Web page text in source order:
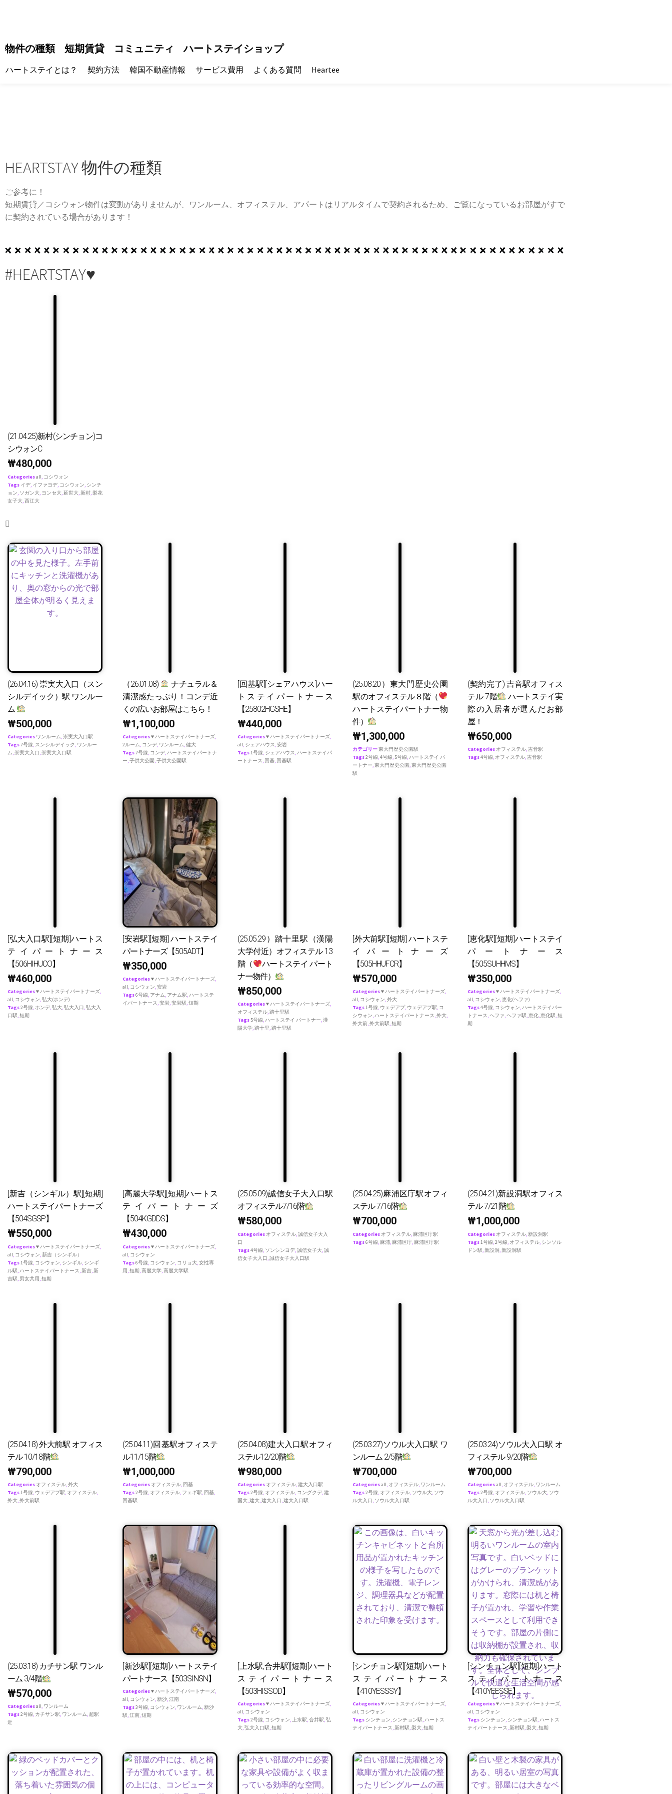
物件の種類 短期賃貸 コミュニティ ハートステイショップ
ハートステイとは？ 契約方法 韓国不動産情報 サービス費用 よくある質問 Heartee
HEARTSTAY 物件の種類
ご参考に！
短期賃貸／コシウォン物件は変動がありませんが、ワンルーム、オフィステル、アパートはリアルタイムで契約されるため、ご覧になっているお部屋がすで
に契約されている場合があります！
#HEARTSTAY♥
(21.04.25)新村(シンチョン)コ
シウォンC
₩480,000
Categoriesall, コシウォン
Tags イデ, イファヨデ, コシウォン, シンチ
ョン, ソガン大, ヨンセ大,延世大,新村,梨花
女子大,西江大
(26.04.16) 崇実大入口（スン
シルデイック）駅 ワンルー
ム
₩500,000
Categories ワンルーム,崇実大入口駅
Tags7号線, スンシルデイック , ワンルー
ム,崇実大入口,崇実大入口駅
（26.01.08)
ナチュラル＆
清潔感たっぷり！コンデ近
くの広いお部屋はこちら！
₩1,100,000
Categories♥ ハートステイパートナーズ,
2ルーム, コンデ, ワンルーム,健大
Tags7号線, コンデ,ハートステイパートナ
ー,子供大公園,子供大公園駅
[回基駅][シェアハウス]ハー
トステイパートナース
【25802HGSHE】
₩440,000
Categories♥ ハートステイパートナーズ,
all, シェアハウス,安岩
Tags1号線, シェアハウス,ハートステイパ
ートナース, 回基, 回基駅
(25.08.20）東大門歴史公園
駅のオフィステル８階（
ハートステイパートナー物
件）
₩1,300,000
カテゴリー東大門歴史公園駅
Tags2号線,4号線, 5号線,ハートステイ パ
ートナー,東大門歴史公園,東大門歴史公園
駅
(契約完了) 吉音駅オフィス
テル 7階
ハートステイ実
際の入居者が選んだお部
屋！
₩650,000
Categories オフィステル,吉音駅
Tags4号線, オフィステル,吉音駅
[弘大入口駅][短期]ハートス
テイパートナース
【506HIHUCO】
₩460,000
Categories♥ ハートステイパートナーズ,
all, コシウォン,弘大(ホンデ)
Tags2号線,ホンデ,弘大,弘大入口,弘大入
口駅,短期
[安岩駅][短期] ハートステイ
パートナーズ【505ADT】
₩350,000
Categories♥ ハートステイパートナーズ,
all, コシウォン,安岩
Tags6号線, アナム, アナム駅,ハートステ
イパートナース,安岩,安岩駅,短期
(25.05.29）踏十里駅（漢陽
大学付近）オフィステル 13
階（
ハートステイ パート
ナー物件）
₩850,000
Categories♥ ハートステイパートナーズ,
オフィステル,踏十里駅
Tags 5号線,ハートステイ パートナー,漢
陽大学,踏十里,踏十里駅
[外大前駅][短期] ハートステ
イパートナーズ
【505HHUFCR】
₩570,000
Categories♥ ハートステイパートナーズ,
all, コシウォン,外大
Tags1号線, ウェデアプ, ウェデアプ駅, コ
シウォン,ハートステイパートナース,外大,
外大前,外大前駅,短期
[恵化駅][短期]ハートステイ
パートナース
【505SUHHMS】
₩350,000
Categories♥ ハートステイパートナーズ,
all, コシウォン,恵化(ヘファ)
Tags4号線, コシウォン,ハートステイパー
トナース,ヘファ,ヘファ駅,恵化,恵化駅,短
期
[新吉（シンギル）駅][短期]
ハートステイパートナーズ
【504SGSP】
₩550,000
Categories♥ ハートステイパートナーズ,
all, コシウォン,新吉（シンギル）
Tags1号線, コシウォン, シンギル, シンギ
ル駅,ハートステイパートナース,新吉,新
吉駅, 男女共用,短期
[高麗大学駅][短期]ハートス
テイパートナーズ
【504KGDDS】
₩430,000
Categories♥ ハートステイパートナーズ,
all, コシウォン
Tags6号線, コシウォン, コリョ大,女性専
用,短期,高麗大学,高麗大学駅
(25.05.09)誠信女子大入口駅
オフィステル7/16階
₩580,000
Categories オフィステル,誠信女子大入
口
Tags4号線, ソンシンヨデ,誠信女子大,誠
信女子大入口,誠信女子大入口駅
(25.04.25)麻浦区庁駅オフィ
ステル 7/16階
₩700,000
Categories オフィステル, 麻浦区庁駅
Tags6号線, 麻浦, 麻浦区庁, 麻浦区庁駅
(25.04.21)新設洞駅オフィス
テル 7/21階
₩1,000,000
Categories オフィステル,新設洞駅
Tags1号線,2号線, オフィステル, シンソル
ドン駅,新設洞,新設洞駅
(25.04.18) 外大前駅 オフィス
テル 10/18階
₩790,000
Categories オフィステル,外大
Tags1号線, ウェデアプ駅, オフィステル,
外大,外大前駅
(25.04.11)回基駅オフィステ
ル11/15階
₩1,000,000
Categories オフィステル, 回基
Tags2号線, オフィステル, フェギ駅, 回基,
回基駅
(25.04.08)建大入口駅オフィ
ステル12/20階
₩980,000
Categories オフィステル,建大入口駅
Tags2号線, オフィステル, コングクデ,建
国大,建大,建大入口,建大入口駅
(25.03.27)ソウル大入口駅 ワ
ンルーム 2/5階
₩700,000
Categoriesall, オフィステル, ワンルーム
Tags2号線, オフィステル, ソウル大, ソウ
ル大入口, ソウル大入口駅
(25.03.24)ソウル大入口駅 オ
フィステル 9/20階
₩700,000
Categoriesall, オフィステル, ワンルーム
Tags2号線, オフィステル, ソウル大, ソウ
ル大入口, ソウル大入口駅
(25.03.18) カチサン駅 ワンル
ーム 3/4階
₩570,000
Categoriesall, ワンルーム
Tags2号線, カチサン駅, ワンルーム, 超駅
近
[新沙駅][短期]ハートステイ
パートナース【503SINSN】
Categories♥ ハートステイパートナーズ,
all, コシウォン,新沙,江南
Tags3号線, コシウォン, ワンルーム,新沙
駅,江南,短期
[上水駅,合井駅][短期]ハート
ステイパートナース
【503HISSOD】
Categories♥ ハートステイパートナーズ,
all, コシウォン
Tags2号線, コシウォン, 上水駅,合井駅,弘
大,弘大入口駅,短期
[シンチョン駅][短期]ハート
ステイパートナース
【410YESSSY】
Categories♥ ハートステイパートナーズ,
all, コシウォン
Tags シンチョン, シンチョン駅,ハートス
テイパートナース,新村駅,梨大,短期
[シンチョン駅][短期]ハート
ステイパートナース
【410YEESSE】
Categories♥ ハートステイパートナーズ,
all, コシウォン
Tags シンチョン, シンチョン駅,ハートス
テイパートナース,新村駅,梨大,短期